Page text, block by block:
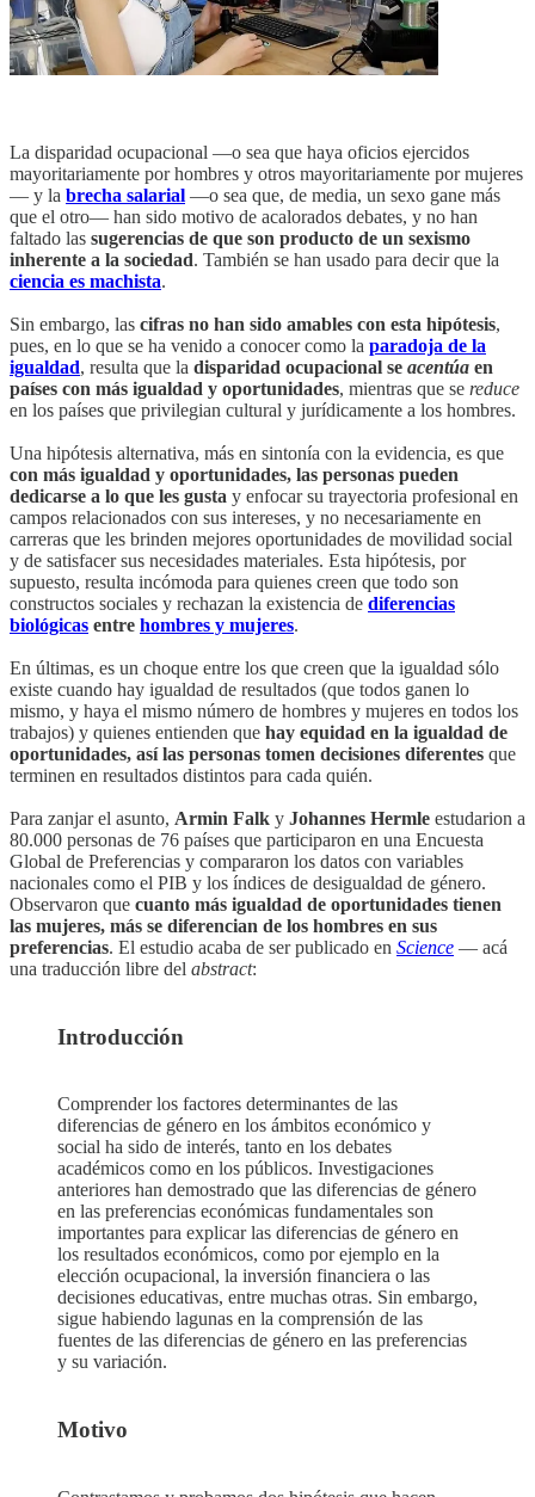
La disparidad ocupacional —o sea que haya oficios ejercidos
mayoritariamente por hombres y otros mayoritariamente por mujeres
— y la brecha salarial —o sea que, de media, un sexo gane más
que el otro— han sido motivo de acalorados debates, y no han
faltado las sugerencias de que son producto de un sexismo
inherente a la sociedad. También se han usado para decir que la
ciencia es machista.
Sin embargo, las cifras no han sido amables con esta hipótesis,
pues, en lo que se ha venido a conocer como la paradoja de la
igualdad, resulta que la disparidad ocupacional se acentúa en
países con más igualdad y oportunidades, mientras que se reduce
en los países que privilegian cultural y jurídicamente a los hombres.
Una hipótesis alternativa, más en sintonía con la evidencia, es que
con más igualdad y oportunidades, las personas pueden
dedicarse a lo que les gusta y enfocar su trayectoria profesional en
campos relacionados con sus intereses, y no necesariamente en
carreras que les brinden mejores oportunidades de movilidad social
y de satisfacer sus necesidades materiales. Esta hipótesis, por
supuesto, resulta incómoda para quienes creen que todo son
constructos sociales y rechazan la existencia de diferencias
biológicas entre hombres y mujeres.
En últimas, es un choque entre los que creen que la igualdad sólo
existe cuando hay igualdad de resultados (que todos ganen lo
mismo, y haya el mismo número de hombres y mujeres en todos los
trabajos) y quienes entienden que hay equidad en la igualdad de
oportunidades, así las personas tomen decisiones diferentes que
terminen en resultados distintos para cada quién.
Para zanjar el asunto, Armin Falk y Johannes Hermle estudarion a
80.000 personas de 76 países que participaron en una Encuesta
Global de Preferencias y compararon los datos con variables
nacionales como el PIB y los índices de desigualdad de género.
Observaron que cuanto más igualdad de oportunidades tienen
las mujeres, más se diferencian de los hombres en sus
preferencias. El estudio acaba de ser publicado en Science — acá
una traducción libre del abstract:
Introducción
Comprender los factores determinantes de las
diferencias de género en los ámbitos económico y
social ha sido de interés, tanto en los debates
académicos como en los públicos. Investigaciones
anteriores han demostrado que las diferencias de género
en las preferencias económicas fundamentales son
importantes para explicar las diferencias de género en
los resultados económicos, como por ejemplo en la
elección ocupacional, la inversión financiera o las
decisiones educativas, entre muchas otras. Sin embargo,
sigue habiendo lagunas en la comprensión de las
fuentes de las diferencias de género en las preferencias
y su variación.
Motivo